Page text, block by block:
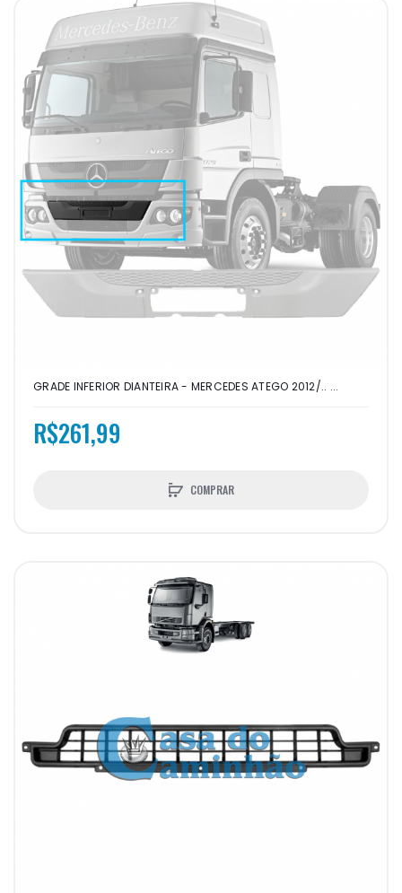
GRADE INFERIOR DIANTEIRA - MERCEDES ATEGO 2012/.. ...
R$261,99
COMPRAR